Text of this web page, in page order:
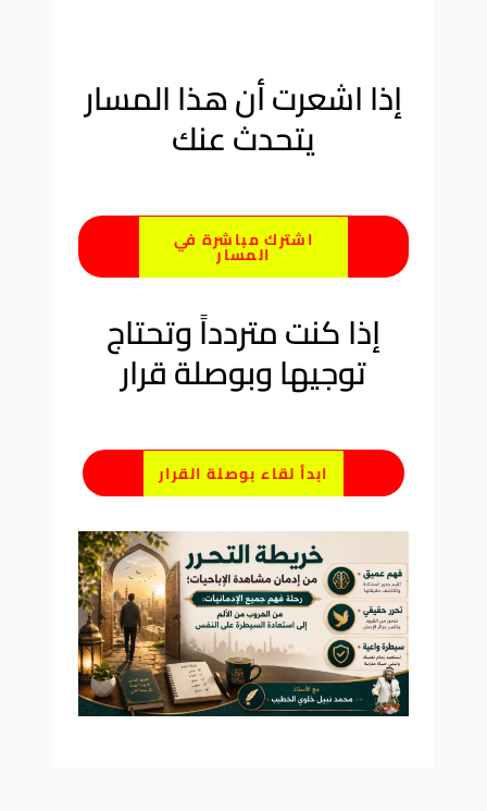
إذا اشعرت أن هذا المسار
يتحدث عنك
اشترك مباشرة في
المسار
إذا كنت متردداً وتحتاج
توجيها وبوصلة قرار
ابدأ لقاء بوصلة القرار